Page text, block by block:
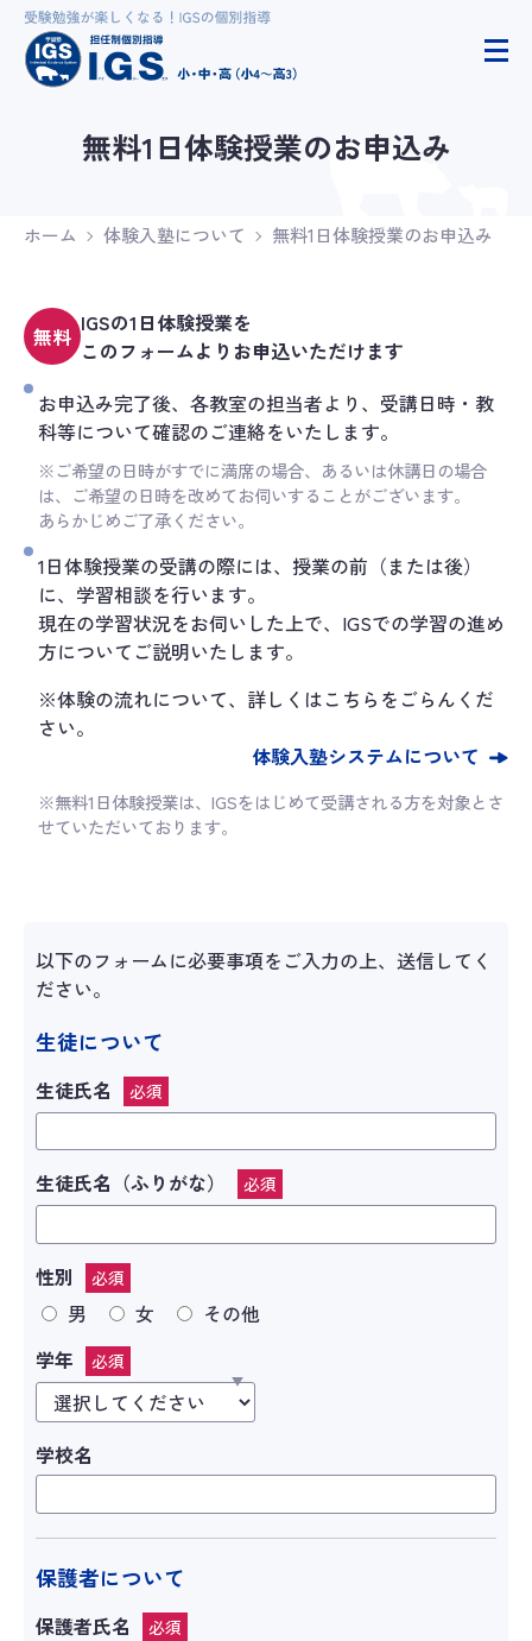
無料1日体験授業のお申込み
ホーム 体験入塾について 無料1日体験授業のお申込み
無料 IGSの1日体験授業を
このフォームよりお申込いただけます
お申込み完了後、各教室の担当者より、受講日時・教
科等について確認のご連絡をいたします。
※ご希望の日時がすでに満席の場合、あるいは休講日の場合
は、ご希望の日時を改めてお伺いすることがございます。
あらかじめご了承ください。
1日体験授業の受講の際には、授業の前（または後）
に、学習相談を行います。
現在の学習状況をお伺いした上で、IGSでの学習の進め
方についてご説明いたします。
※体験の流れについて、詳しくはこちらをごらんくだ
さい。
体験入塾システムについて
※無料1日体験授業は、IGSをはじめて受講される方を対象とさ
せていただいております。
以下のフォームに必要事項をご入力の上、送信してく
ださい。
生徒について
生徒氏名 必須
生徒氏名（ふりがな） 必須
性別 必須
男 女
その他
学年
必須
学校名
保護者について
保護者氏名 必須